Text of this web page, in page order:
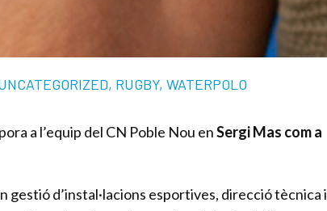
, RUGBY, WATERPOLO
a l’equip del CN Poble Nou enSergi Mas com a
gestió d’instal·lacions esportives, direcció tècnica i